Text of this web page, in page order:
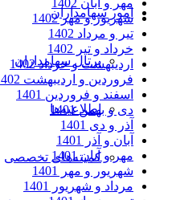
امور سهامداران
پرتال سهامداران
اطلاعیه‌ها
کمیته‌های تخصصی
مهر و آبان 1402
شهریور و مهر 1402
تیر و مرداد 1402
خرداد و تیر 1402
اردیبهشت و خرداد 1402
فروردین و اردیبهشت 1402
اسفند و فروردین 1401
دی و بهمن 1401
آذر و دی 1401
آبان و آذر 1401
مهر و آبان 1401
شهریور و مهر 1401
مرداد و شهریور 1401